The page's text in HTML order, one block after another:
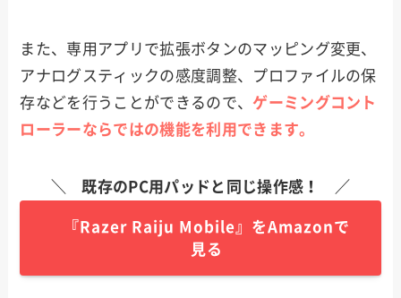
また、専用アプリで拡張ボタンのマッピング変更、
アナログスティックの感度調整、プロファイルの保
存などを行うことができるので、 ゲーミングコント
ローラーならではの機能を利用できます。
＼ 既存のPC用パッドと同じ操作感！ ／
『Razer Raiju Mobile』をAmazonで
見る